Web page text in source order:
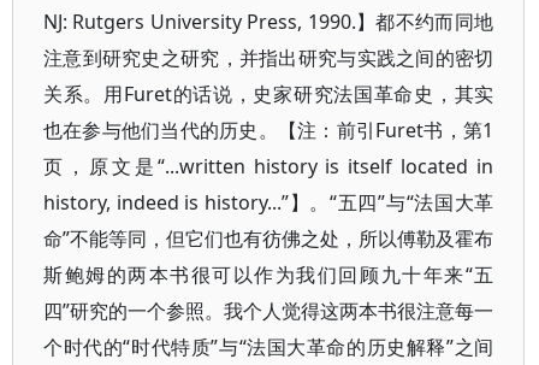
NJ: Rutgers University Press, 1990.】都不约而同地
注意到研究史之研究，并指出研究与实践之间的密切
关系。用Furet的话说，史家研究法国革命史，其实
也在参与他们当代的历史。【注：前引Furet书，第1
页，原文是“...written history is itself located in
history, indeed is history...”】。“五四”与“法国大革
命”不能等同，但它们也有彷佛之处，所以傅勒及霍布
斯鲍姆的两本书很可以作为我们回顾九十年来“五
四”研究的一个参照。我个人觉得这两本书很注意每一
个时代的“时代特质”与“法国大革命的历史解释”之间